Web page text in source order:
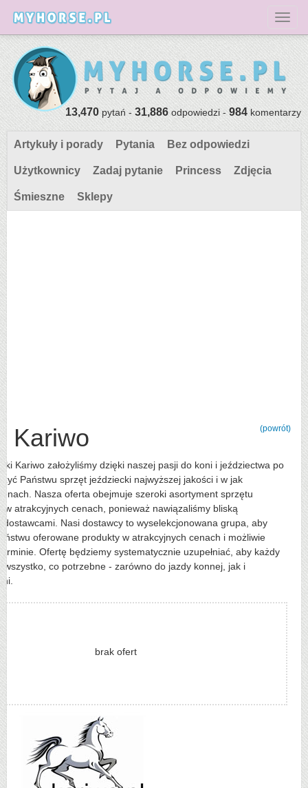
13,470pytań -31,886odpowiedzi -984komentarzy
Artykuły i porady Pytania Bez odpowiedzi
Użytkownicy Zadaj pytanie Princess Zdjęcia
Śmieszne Sklepy
Kariwo (powrót)
Kariwo założyliśmy dzięki naszej pasji do koni i jeździectwa po
Państwu sprzęt jeździecki najwyższej jakości i w jak
Nasza oferta obejmuje szeroki asortyment sprzętu
w atrakcyjnych cenach, ponieważ nawiązaliśmy bliską
dostawcami. Nasi dostawcy to wyselekcjonowana grupa, aby
oferowane produkty w atrakcyjnych cenach i możliwie
Ofertę będziemy systematycznie uzupełniać, aby każdy
wszystko, co potrzebne - zarówno do jazdy konnej, jak i
brak ofert